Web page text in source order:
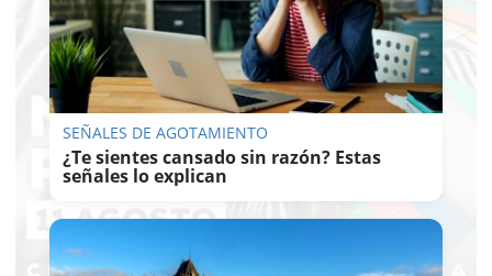
SEÑALES DE AGOTAMIENTO
¿Te sientes cansado sin razón? Estas
señales lo explican